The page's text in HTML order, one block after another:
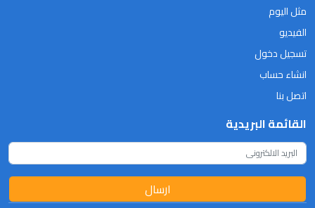
مثل اليوم
الفيديو
تسجيل دخول
انشاء حساب
اتصل بنا
القائمة البريدية
ارسال